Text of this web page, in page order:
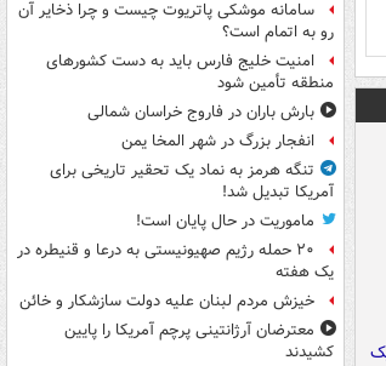
سامانه موشکی پاتریوت چیست و چرا ذخایر آن
رو به اتمام است؟
امنیت خلیج فارس باید به دست کشورهای
منطقه تأمین شود
بارش باران در فاروج خراسان شمالی
انفجار بزرگ در شهر المخا یمن
تنگه هرمز به نماد یک تحقیر تاریخی برای
آمریکا تبدیل شد!
ماموریت در حال پایان است!
۲۰ حمله رژیم صهیونیستی به درعا و قنیطره در
یک هفته
خیزش مردم لبنان علیه دولت سازشکار و خائن
معترضان آرژانتینی پرچم آمریکا را پایین
کشیدند